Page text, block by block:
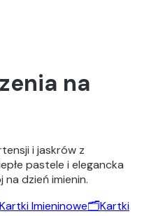
na
i jaskrów z
pastele i elegancka
dzień imienin.
Kartki Imieninowe🗂️Kartki